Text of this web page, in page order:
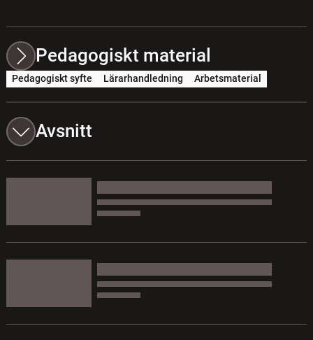
Pedagogiskt material
Pedagogiskt syfte Lärarhandledning Arbetsmaterial
Avsnitt